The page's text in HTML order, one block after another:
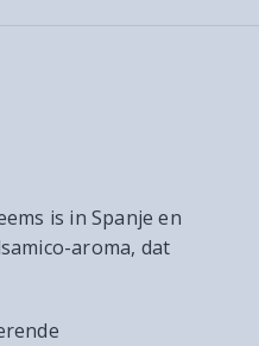
is in Spanje en
aroma, dat